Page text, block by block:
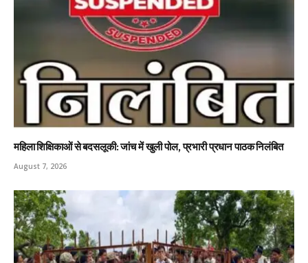
महिला शिक्षिकाओं से बदसलूकी: जांच में खुली पोल, प्रभारी प्रधान पाठक निलंबित
August 7, 2026